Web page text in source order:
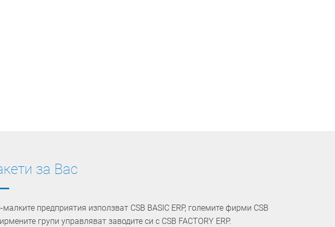
за Вас
предприятия използват CSB BASIC ERP, големите фирми CSB
групи управляват заводите си с CSB FACTORY ERP.